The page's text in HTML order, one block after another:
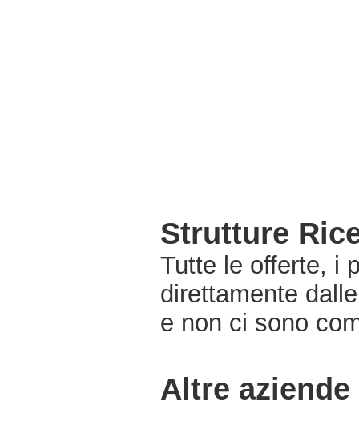
Strutture
Tutte le offerte, i
direttamente
e non ci sono
Altre